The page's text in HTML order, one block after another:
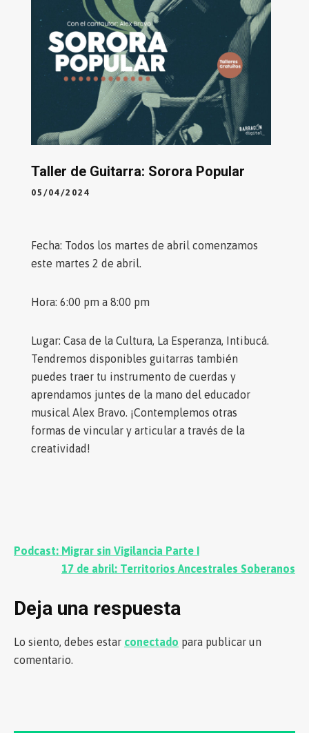
Taller de Guitarra: Sorora Popular
05/04/2024
️Fecha: Todos los martes de abril comenzamos
este martes 2 de abril.
️Hora: 6:00 pm a 8:00 pm
️Lugar: Casa de la Cultura, La Esperanza, Intibucá.
Tendremos disponibles guitarras también
puedes traer tu instrumento de cuerdas y
aprendamos juntes de la mano del educador
musical Alex Bravo. ¡Contemplemos otras
formas de vincular y articular a través de la
creatividad!
Navegación
Podcast: Migrar sin Vigilancia Parte I
17 de abril: Territorios Ancestrales Soberanos
Deja una respuesta
Lo siento, debes estar conectado para publicar un
comentario.